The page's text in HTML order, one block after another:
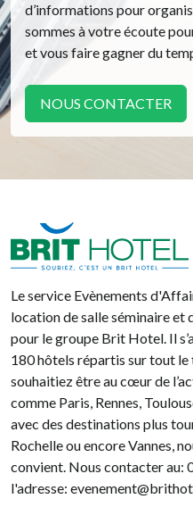
d’informations pour
sommes à votre écoute
et vous faire gagner du
NOUS CONTACTER
Brit Hotel
Le service Evènements
location de salle séminaire et
pour le groupe Brit Hotel. Il
180 hôtels répartis sur tout
souhaitiez être au cœur de
comme Paris, Rennes,
avec des destinations plus
Rochelle ou encore Vannes,
convient. Nous contacter au:
l'adresse: